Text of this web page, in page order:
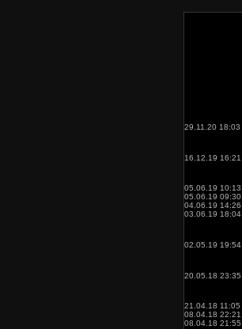
29.11.20 18:03
16.12.19 16:21
05.06.19 10:13
05.06.19 09:30
04.06.19 14:26
03.06.19 18:04
02.05.19 19:54
20.05.18 23:35
21.04.18 11:05
08.04.18 22:21
08.04.18 21:55